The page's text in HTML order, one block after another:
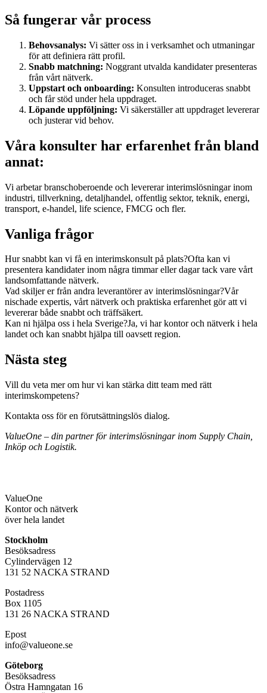
Så fungerar vår process
Behovsanalys: Vi sätter oss in i verksamhet och utmaningar
för att definiera rätt profil.
Snabb matchning: Noggrant utvalda kandidater presenteras
från vårt nätverk.
Uppstart och onboarding: Konsulten introduceras snabbt
och får stöd under hela uppdraget.
Löpande uppföljning: Vi säkerställer att uppdraget levererar
och justerar vid behov.
Våra konsulter har erfarenhet från bland
annat:
Vi arbetar branschoberoende och levererar interimslösningar inom
industri, tillverkning, detaljhandel, offentlig sektor, teknik, energi,
transport, e-handel, life science, FMCG och fler.
Vanliga frågor
Hur snabbt kan vi få en interimskonsult på plats?Ofta kan vi
presentera kandidater inom några timmar eller dagar tack vare vårt
landsomfattande nätverk.
Vad skiljer er från andra leverantörer av interimslösningar?Vår
nischade expertis, vårt nätverk och praktiska erfarenhet gör att vi
levererar både snabbt och träffsäkert.
Kan ni hjälpa oss i hela Sverige?Ja, vi har kontor och nätverk i hela
landet och kan snabbt hjälpa till oavsett region.
Nästa steg
Vill du veta mer om hur vi kan stärka ditt team med rätt
interimskompetens?
Kontakta oss för en förutsättningslös dialog.
ValueOne – din partner för interimslösningar inom Supply Chain,
Inköp och Logistik.
ValueOne
Kontor och nätverk
över hela landet
Stockholm
Besöksadress
Cylindervägen 12
131 52 NACKA STRAND
Postadress
Box 1105
131 26 NACKA STRAND
Epost
info@valueone.se
Göteborg
Besöksadress
Östra Hamngatan 16